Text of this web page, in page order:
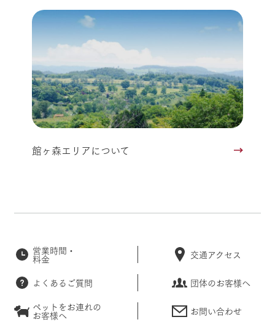
館ヶ森エリアについて
営業時間・
料金 交通アクセス
よくあるご質問
団体のお客様へ
ペットをお連れの
お客様へ お問い合わせ